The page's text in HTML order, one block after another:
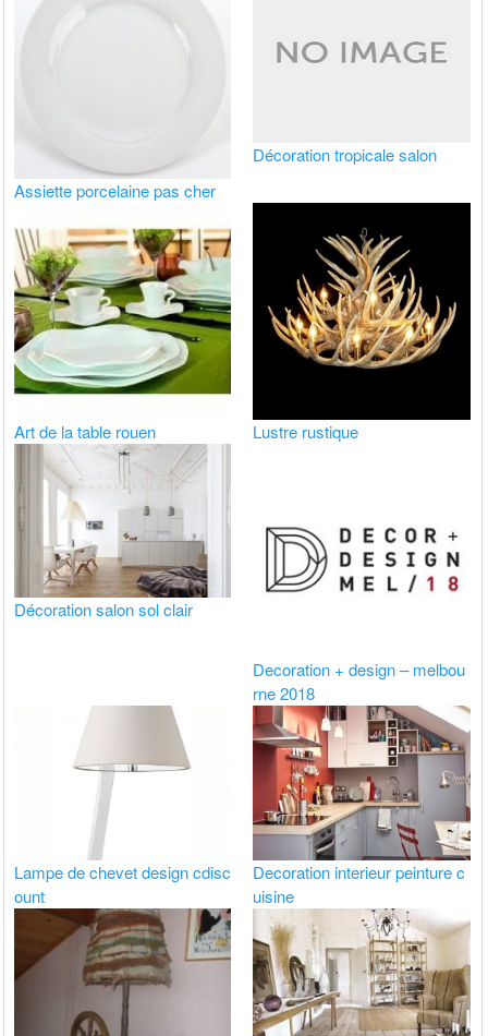
Assiette porcelaine pas cher
Décoration tropicale salon
Art de la table rouen Lustre rustique
Décoration salon sol clair
Decoration + design – melbou
rne 2018
Lampe de chevet design cdisc
ount
Decoration interieur peinture c
uisine